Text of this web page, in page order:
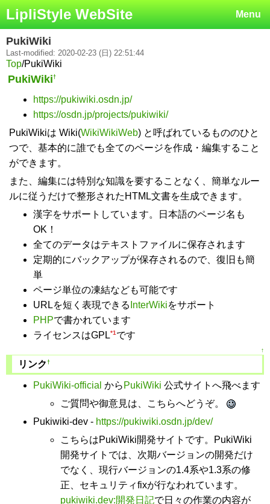
Menu
LipliStyle WebSite
PukiWiki
Last-modified: 2020-02-23 (日) 22:51:44
Top/PukiWiki
PukiWiki†
https://pukiwiki.osdn.jp/
https://osdn.jp/projects/pukiwiki/
PukiWikiは Wiki(WikiWikiWeb) と呼ばれているもののひと
つで、基本的に誰でも全てのページを作成・編集すること
ができます。
また、編集には特別な知識を要することなく、簡単なルー
ルに従うだけで整形されたHTML文書を生成できます。
漢字をサポートしています。日本語のページ名も
OK！
全てのデータはテキストファイルに保存されます
定期的にバックアップが保存されるので、復旧も簡
単
ページ単位の凍結なども可能です
URLを短く表現できる InterWikiをサポート
PHPで書かれています
ライセンスはGPL*1 です
↑
リンク †
PukiWiki-official から PukiWiki 公式サイトへ飛べます
ご質問や御意見は、こちらへどうぞ。
Pukiwiki-dev - https://pukiwiki.osdn.jp/dev/
こちらはPukiWiki開発サイトです。PukiWiki
開発サイトでは、次期バージョンの開発だけ
でなく、現行バージョンの1.4系や1.3系の修
正、セキュリティfixが行なわれています。
pukiwiki.dev:開発日記で日々の作業の内容が